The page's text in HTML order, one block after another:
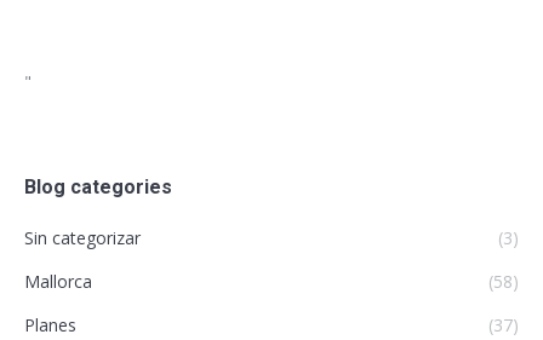
"
Blog categories
Sin categorizar
(3)
Mallorca
(58)
Planes
(37)